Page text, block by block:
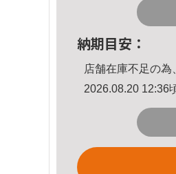
納期目安：
店舗在庫不足の為
2026.08.20 12:36